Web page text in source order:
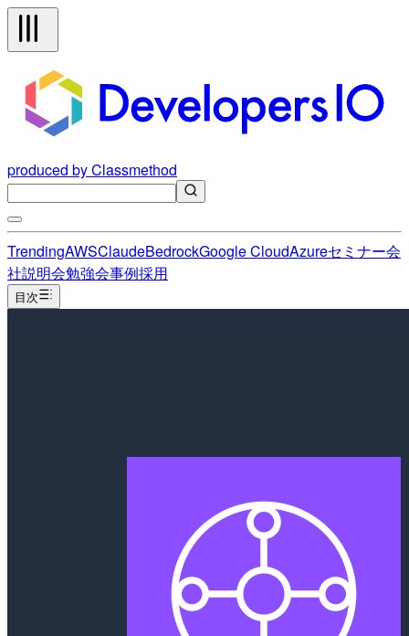
produced by Classmethod
TrendingAWSClaudeBedrockGoogle CloudAzureセミナー会
社説明会勉強会事例採用
目次